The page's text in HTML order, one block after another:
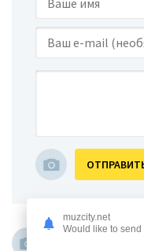
Самат Гости
muzcity.net
Would like to